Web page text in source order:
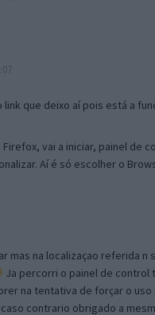
que deixo aí pois está a
vai a iniciar, painel de
Aí é só escolher o
mas na localizaçao referida
Ja percorri o painel de control
na tentativa de forçar o
contrario obrigado a